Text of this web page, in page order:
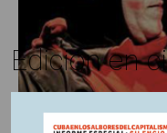
Edición en